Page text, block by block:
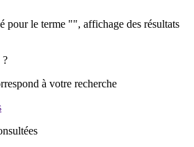
pour le terme "", affichage des résultats
?
à votre recherche